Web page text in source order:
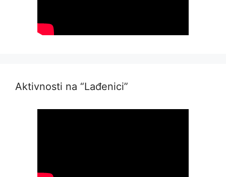
Aktivnosti na “Lađenici”